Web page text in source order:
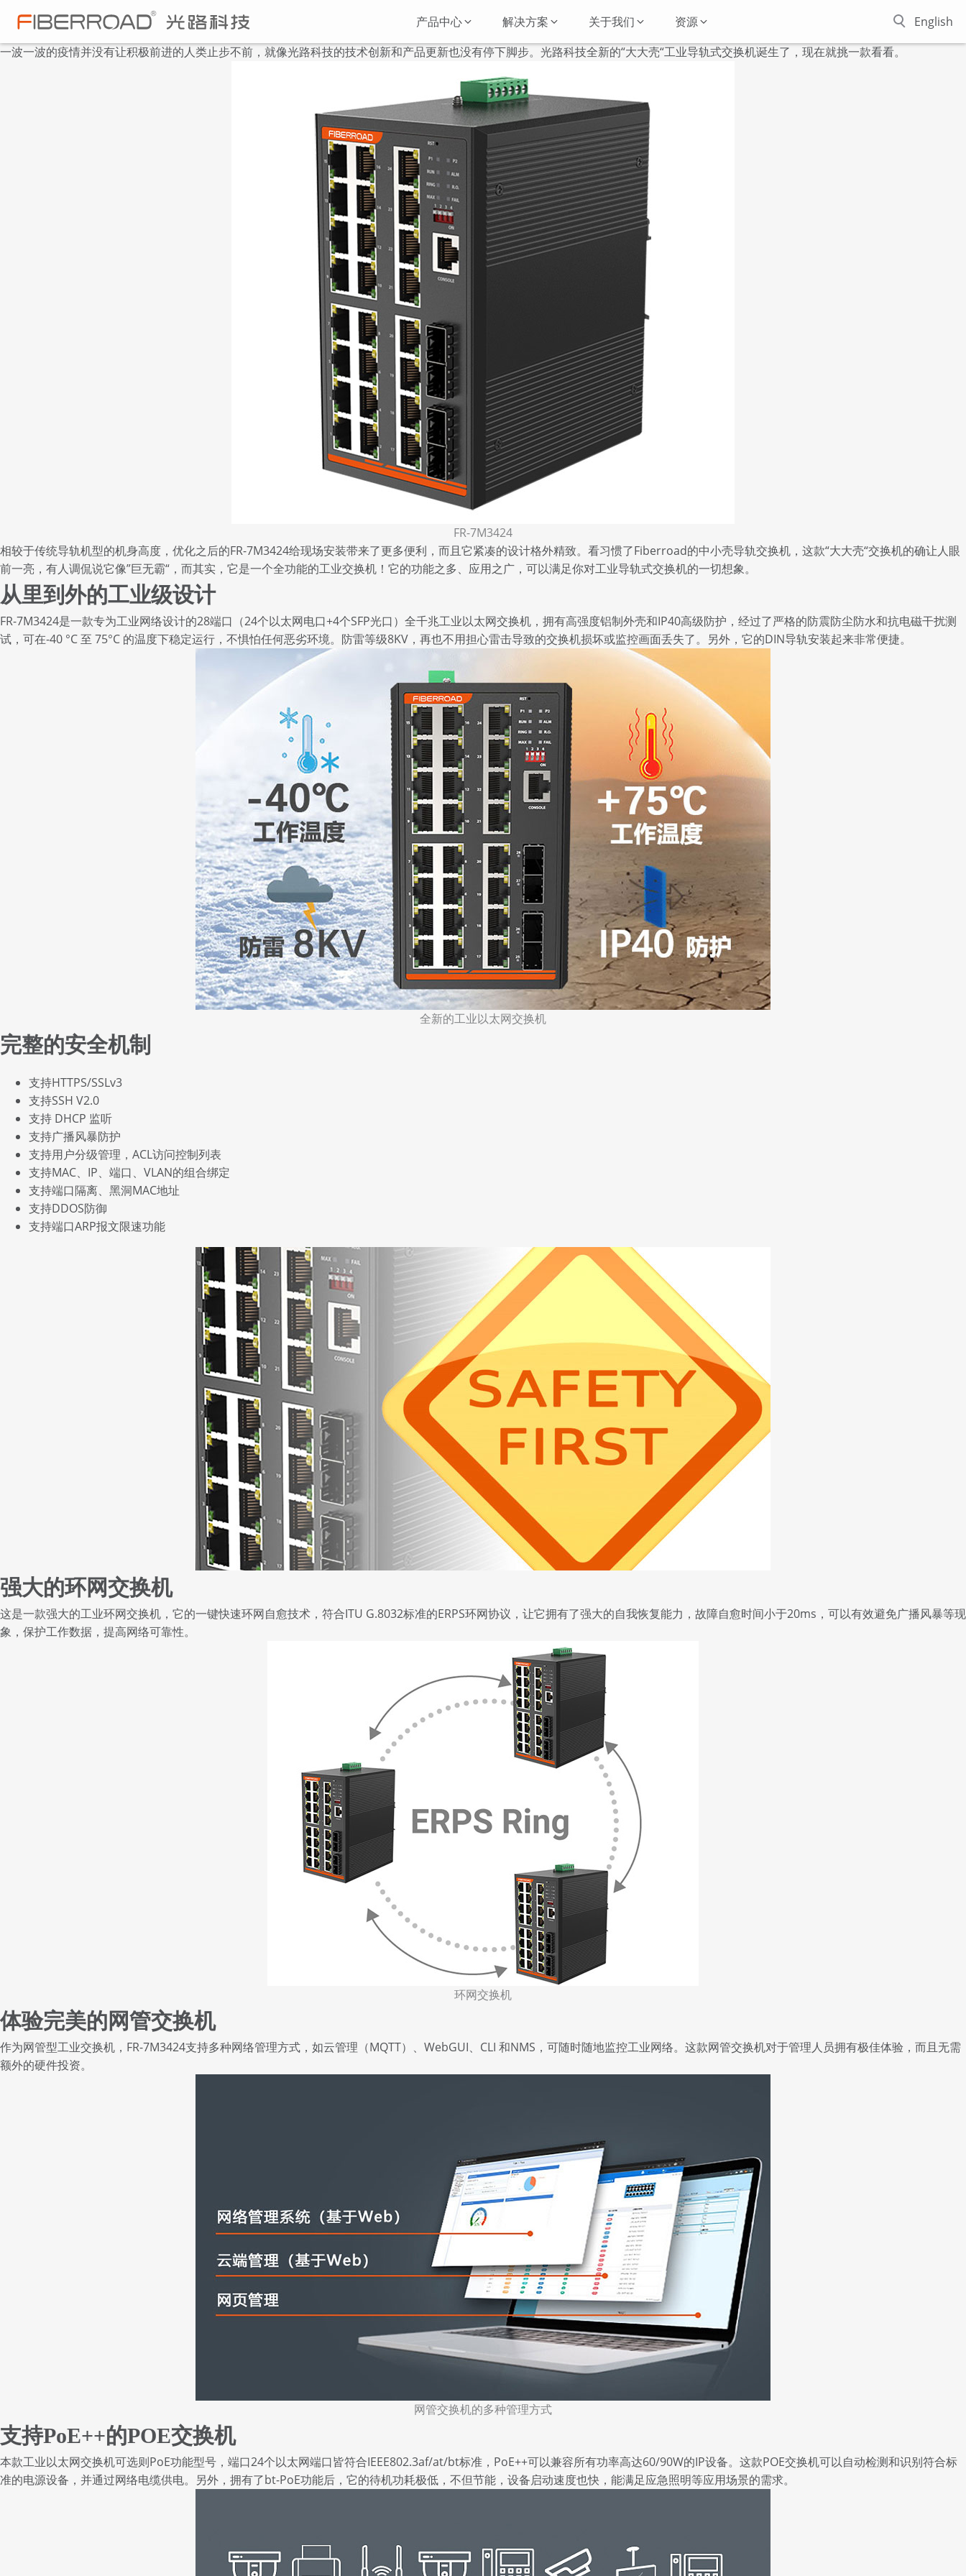
产品中心 解决方案 关于我们 资源
English
一波一波的疫情并没有让积极前进的人类止步不前，就像光路科技的技术创新和产品更新也没有停下脚步。光路科技全新的“大大壳“工业导轨式交换机诞生了，现在就挑一款看看。
FR-7M3424
相较于传统导轨机型的机身高度，优化之后的FR-7M3424给现场安装带来了更多便利，而且它紧凑的设计格外精致。看习惯了Fiberroad的中小壳导轨交换机，这款“大大壳“交换机的确让人眼
前一亮，有人调侃说它像”巨无霸“，而其实，它是一个全功能的工业交换机！它的功能之多、应用之广，可以满足你对工业导轨式交换机的一切想象。
从里到外的工业级设计
FR-7M3424是一款专为工业网络设计的28端口（24个以太网电口+4个SFP光口）全千兆工业以太网交换机 ，拥有高强度铝制外壳和IP40高级防护，经过了严格的防震防尘防水和抗电磁干扰测
试，可在-40 °C 至 75°C 的温度下稳定运行，不惧怕任何恶劣环境。防雷等级8KV，再也不用担心雷击导致的交换机损坏或监控画面丢失了。另外，它的DIN导轨安装起来非常便捷。
全新的工业以太网交换机
完整的安全机制
支持HTTPS/SSLv3
支持SSH V2.0
支持 DHCP 监听
支持广播风暴防护
支持用户分级管理，ACL访问控制列表
支持MAC、IP、端口、VLAN的组合绑定
支持端口隔离、黑洞MAC地址
支持DDOS防御
支持端口ARP报文限速功能
强大的环网交换机
这是一款强大的工业环网交换机 ，它的一键快速环网自愈技术，符合ITU G.8032标准的ERPS环网协议，让它拥有了强大的自我恢复能力，故障自愈时间小于20ms，可以有效避免广播风暴等现
象，保护工作数据，提高网络可靠性。
环网交换机
体验完美的网管交换机
作为网管型工业交换机，FR-7M3424支持多种网络管理方式，如云管理（MQTT）、WebGUI、CLI 和NMS，可随时随地监控工业网络。这款网管交换机对于管理人员拥有极佳体验，而且无需
额外的硬件投资。
网管交换机的多种管理方式
支持PoE++的POE交换机
本款工业以太网交换机可选则PoE功能型号，端口24个以太网端口皆符合IEEE802.3af/at/bt标准，PoE++可以兼容所有功率高达60/90W的IP设备。这款POE交换机可以自动检测和识别符合标
准的电源设备，并通过网络电缆供电。另外，拥有了bt-PoE功能后，它的待机功耗极低，不但节能，设备启动速度也快，能满足应急照明等应用场景的需求。